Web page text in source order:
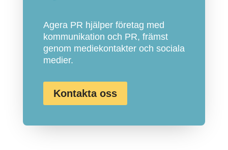
Agera PR hjälper företag med
kommunikation och PR, främst
genom mediekontakter och sociala
medier.
Kontakta oss